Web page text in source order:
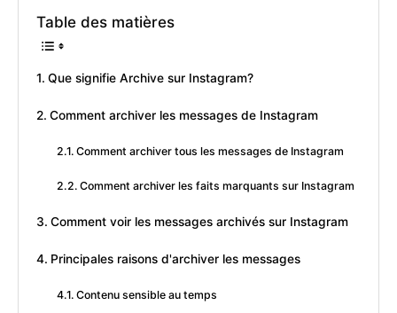
Table des matières
Que signifie Archive sur Instagram?
Comment archiver les messages de Instagram
Comment archiver tous les messages de Instagram
Comment archiver les faits marquants sur Instagram
Comment voir les messages archivés sur Instagram
Principales raisons d'archiver les messages
Contenu sensible au temps